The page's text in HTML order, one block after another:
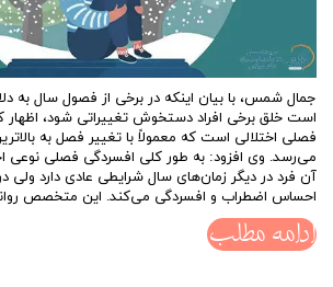
جمال شمس، با بیان اینکه در برخی از فصول سال به
است خلق برخی افراد دستخوش تغییراتی شود، اظهار
فصلی اختلالی است که معمولاً با تغییر فصل به
می‌رسد. وی افزود: به طور کلی افسردگی فصلی نوعی
آن فرد در دیگر زمان‌های سال شرایطی عادی دارد
احساس اضطراب و افسردگی می‌کند. این متخصص
ادامه مطلب